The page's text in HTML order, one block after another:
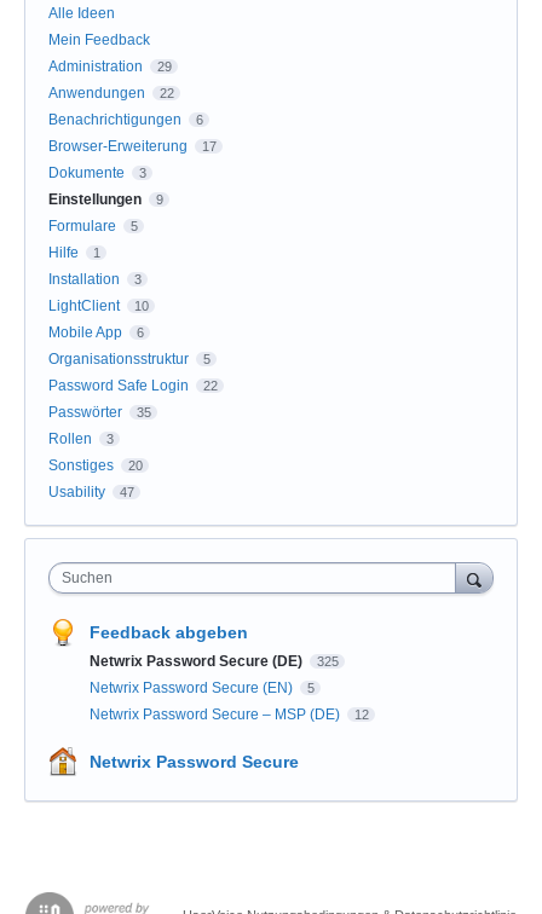
Alle Ideen
Mein Feedback
Administration
29
Anwendungen 22
Benachrichtigungen 6
Browser-Erweiterung 17
Dokumente 3
Einstellungen 9
Formulare 5
Hilfe 1
Installation 3
LightClient 10
Mobile App 6
Organisationsstruktur 5
Password Safe Login 22
Passwörter 35
Rollen 3
Sonstiges 20
Usability 47
Suchen
Feedback abgeben
Netwrix Password Secure (DE) 325
Netwrix Password Secure (EN) 5
Netwrix Password Secure – MSP (DE) 12
Netwrix Password Secure